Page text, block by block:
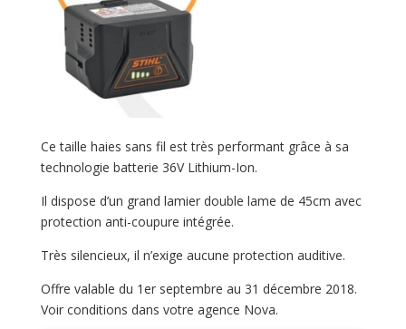
Ce taille haies sans fil est très performant grâce à sa
technologie batterie 36V Lithium-Ion.
Il dispose d’un grand lamier double lame de 45cm avec
protection anti-coupure intégrée.
Très silencieux, il n’exige aucune protection auditive.
Offre valable du 1er septembre au 31 décembre 2018.
Voir conditions dans votre agence Nova.